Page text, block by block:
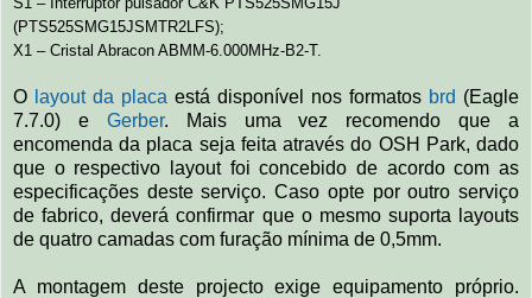
(PTS525SMG15JSMTR2LFS);
X1 – Cristal Abracon ABMM-6.000MHz-B2-T.
O layout da placa está disponível nos formatos brd (Eagle
7.7.0) e Gerber. Mais uma vez recomendo que a
encomenda da placa seja feita através do OSH Park, dado
que o respectivo layout foi concebido de acordo com as
especificações deste serviço. Caso opte por outro serviço
de fabrico, deverá confirmar que o mesmo suporta layouts
de quatro camadas com furação mínima de 0,5mm.
A montagem deste projecto exige equipamento próprio.